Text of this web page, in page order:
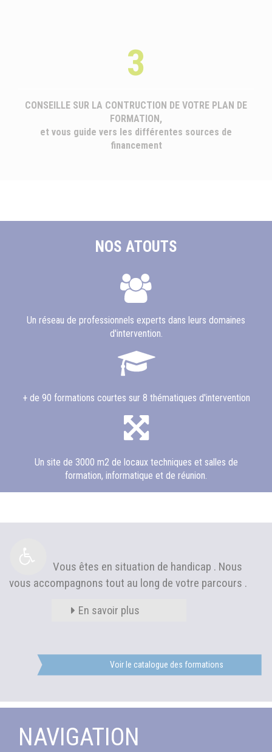
3
CONSEILLE SUR LA CONTRUCTION DE VOTRE PLAN DE
FORMATION,
et vous guide vers les différentes sources de
financement
NOS ATOUTS
Un réseau de professionnels experts dans leurs domaines
d'intervention.
+ de 90 formations courtes sur 8 thématiques d'intervention
Un site de 3000 m2 de locaux techniques et salles de
formation, informatique et de réunion.
Vous êtes en situation de handicap . Nous
vous accompagnons tout au long de votre parcours .
En savoir plus
Voir le catalogue des formations
NAVIGATION